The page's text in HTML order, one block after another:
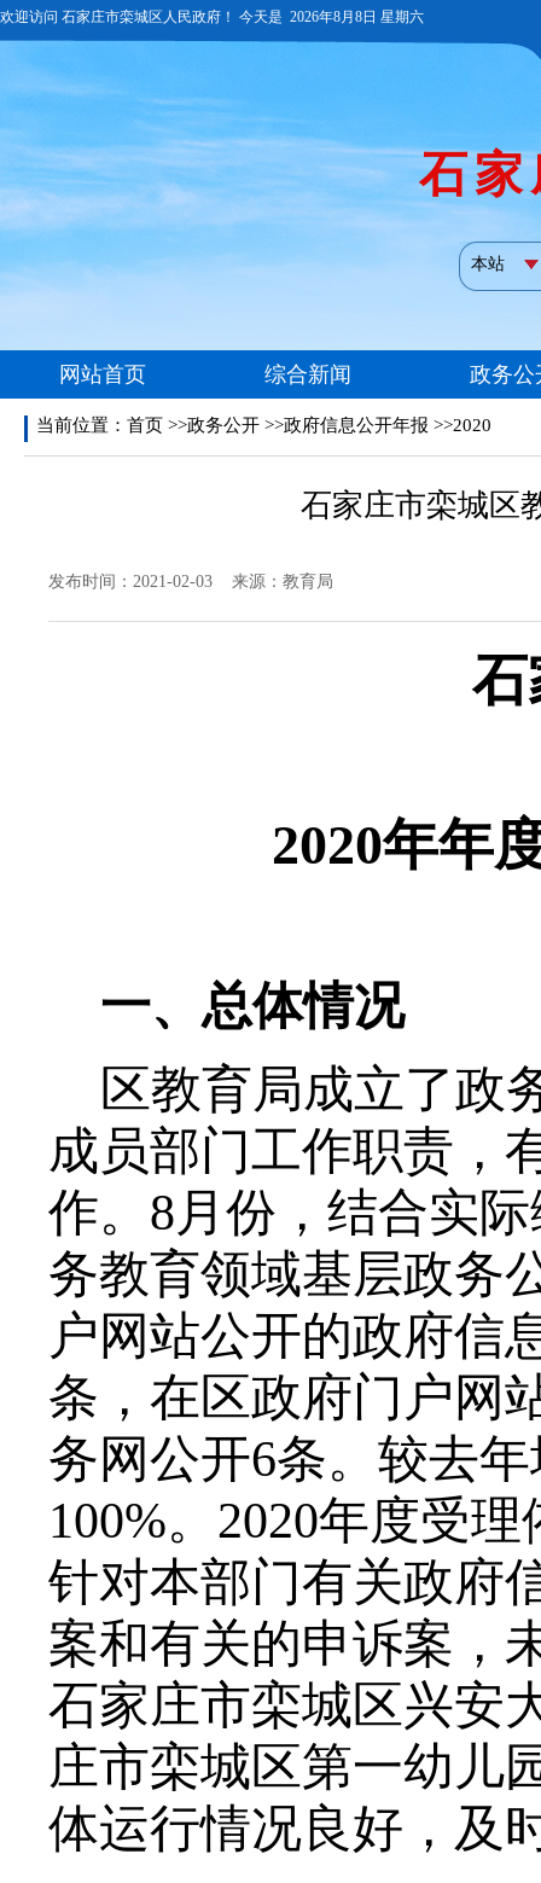
当前位置： 首页 >>政务公开 >>政府信息公开年报 >>2020
石家庄市栾城区
发布时间：2021-02-03 来源：教育局
石
2020年年
一、总体情况
区教育局成立了政
成员部门工作职责，
作。 8月份，结合实
务教育领域基层政务
户网站公开的政府信
条，在区政府门户网
务网公开6条。 较去
100%。 2020年度受理
针对本部门有关政府
案和有关的申诉案，
石家庄市栾城区兴安
庄市栾城区第一幼儿
体运行情况良好，及